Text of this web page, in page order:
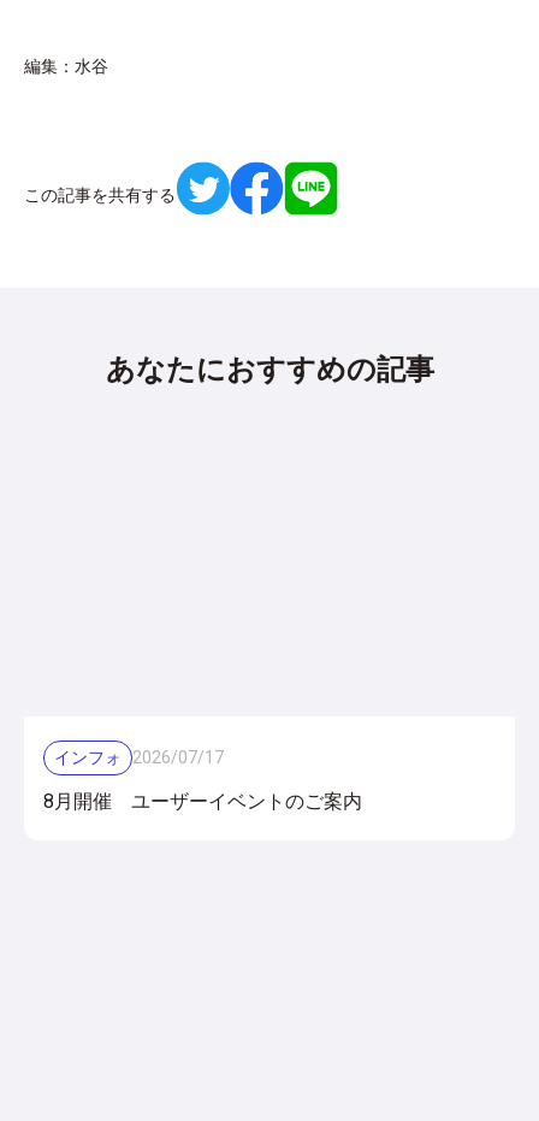
編集：水谷
この記事を共有する
あなたにおすすめの記事
インフォ 2026/07/17
8月開催 ユーザーイベントのご案内